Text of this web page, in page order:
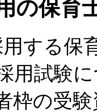
の保育
する保
用試験
枠の受